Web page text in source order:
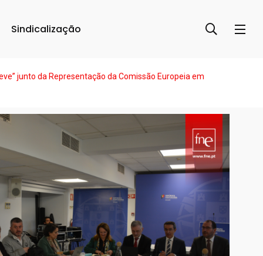
Sindicalização
junto da Representação da Comissão Europeia em